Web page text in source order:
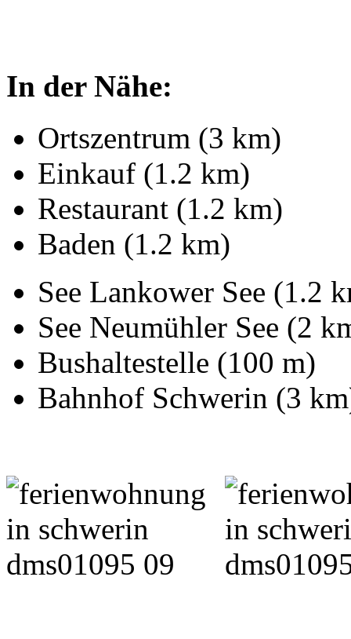
In der Nähe:
Ortszentrum (3 km)
Einkauf (1.2 km)
Restaurant (1.2 km)
Baden (1.2 km)
See Lankower See (1.2
See Neumühler See (2
Bushaltestelle (100 m)
Bahnhof Schwerin (3